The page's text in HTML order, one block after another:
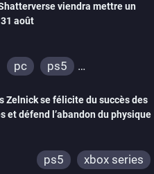
ps4
xbox one
switch 2
viendra mettre un
août
pc
ps5
Zelnick se félicite du succès des
et défend l’abandon du physique
ps5 xbox series